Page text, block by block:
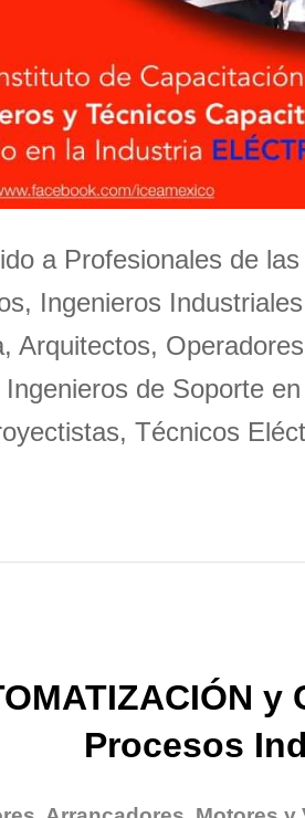
a Profesionales de
Ingenieros
Arquitectos,
de Soporte
Técnicos
Procesos